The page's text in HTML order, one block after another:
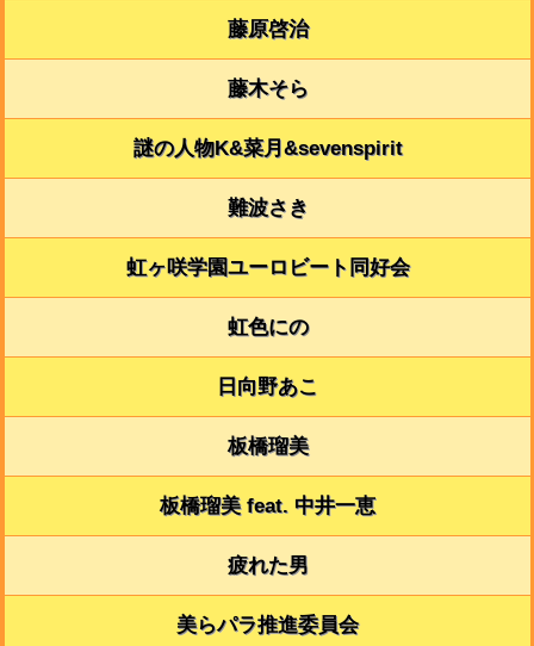
藤原啓治
藤木そら
謎の人物K&菜月&sevenspirit
難波さき
虹ヶ咲学園ユーロビート同好会
虹色にの
日向野あこ
板橋瑠美
板橋瑠美 feat. 中井一恵
疲れた男
美らパラ推進委員会